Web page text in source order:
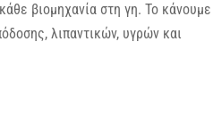
βιομηχανία στη γη. Το
λιπαντικών, υγρών και